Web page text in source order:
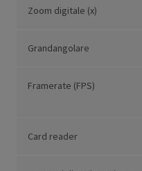
Zoom digitale (x)
Grandangolare
Framerate (FPS)
Card reader